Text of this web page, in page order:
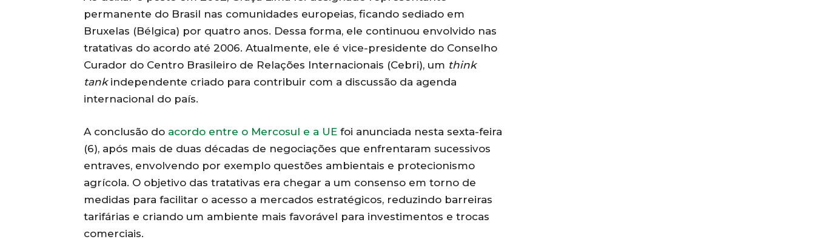
permanente do Brasil nas comunidades europeias, ficando sediado em
Bruxelas (Bélgica) por quatro anos. Dessa forma, ele continuou envolvido nas
tratativas do acordo até 2006. Atualmente, ele é vice-presidente do Conselho
Curador do Centro Brasileiro de Relações Internacionais (Cebri), um think
tankindependente criado para contribuir com a discussão da agenda
internacional do país.
A conclusão do acordo entre o Mercosul e a UE foi anunciada nesta sexta-feira
(6), após mais de duas décadas de negociações que enfrentaram sucessivos
entraves, envolvendo por exemplo questões ambientais e protecionismo
agrícola. O objetivo das tratativas era chegar a um consenso em torno de
medidas para facilitar o acesso a mercados estratégicos, reduzindo barreiras
tarifárias e criando um ambiente mais favorável para investimentos e trocas
comerciais.